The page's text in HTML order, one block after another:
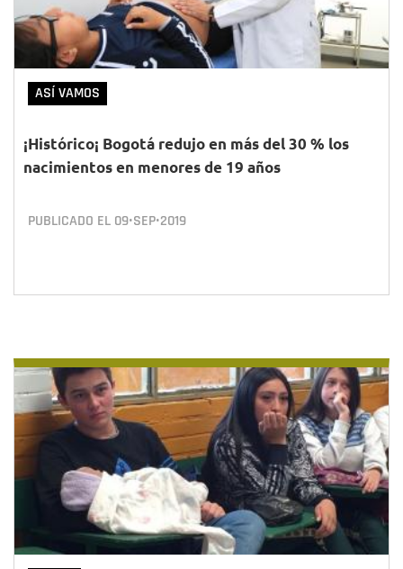
ASÍ VAMOS
¡Histórico¡ Bogotá redujo en más del 30 % los
nacimientos en menores de 19 años
PUBLICADO EL 09•SEP•2019